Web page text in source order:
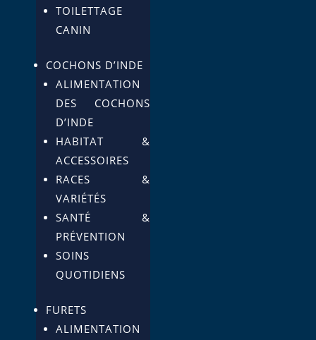
TOILETTAGE
CANIN
COCHONS D’INDE
ALIMENTATION
DES COCHONS
D’INDE
HABITAT &
ACCESSOIRES
RACES &
VARIÉTÉS
SANTÉ &
PRÉVENTION
SOINS
QUOTIDIENS
FURETS
ALIMENTATION